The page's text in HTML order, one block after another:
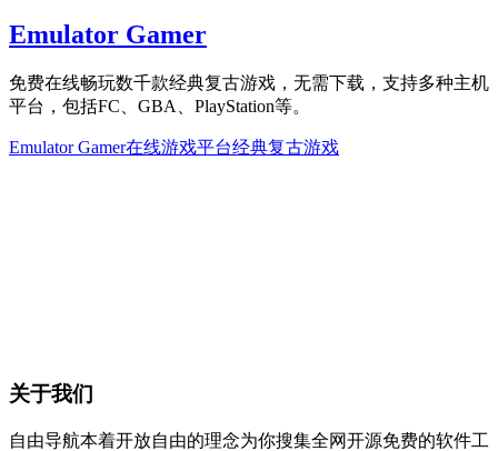
Emulator Gamer
免费在线畅玩数千款经典复古游戏，无需下载，支持多种主机
平台，包括FC、GBA、PlayStation等。
Emulator Gamer在线游戏平台经典复古游戏
关于我们
自由导航本着开放自由的理念为你搜集全网开源免费的软件工